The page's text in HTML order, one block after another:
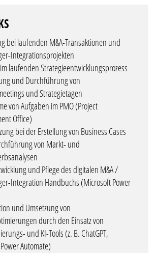
bei laufenden M&A-Transaktionen und
Integrationsprojekten
laufenden Strategieentwicklungsprozess
und Durchführung von
und Strategietagen
von Aufgaben im PMO (Project
Office)
bei der Erstellung von Business Cases
von Markt- und
und Pflege des digitalen M&A /
Integration Handbuchs (Microsoft Power
und Umsetzung von
durch den Einsatz von
und KI-Tools (z. B. ChatGPT,
Automate)